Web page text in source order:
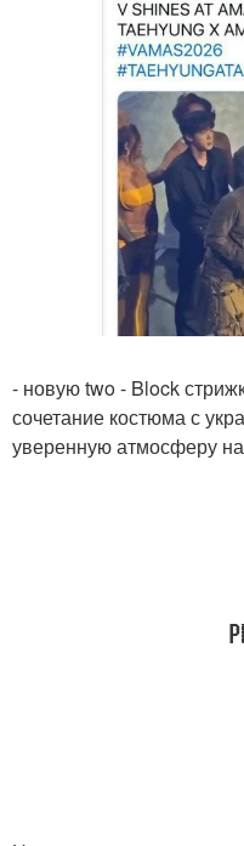
- новую two - Block
сочетание костюма с
уверенную атмосферу